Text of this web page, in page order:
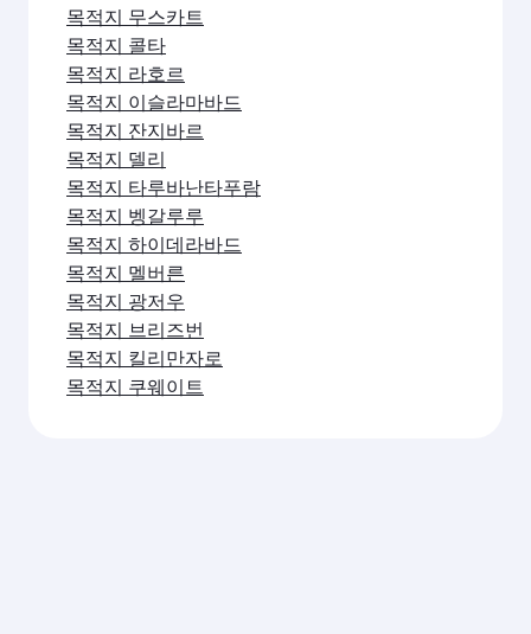
목적지 무스카트
목적지 콜타
목적지 라호르
목적지 이슬라마바드
목적지 잔지바르
목적지 델리
목적지 타루바난타푸람
목적지 벵갈루루
목적지 하이데라바드
목적지 멜버른
목적지 광저우
목적지 브리즈번
목적지 킬리만자로
목적지 쿠웨이트